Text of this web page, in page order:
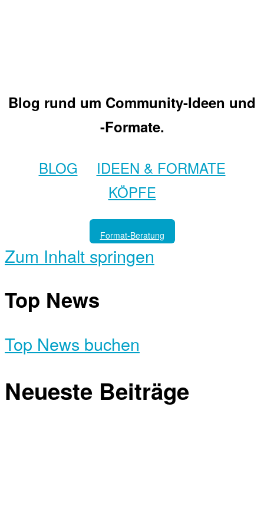
Blog rund um Community-Ideen und
-Formate.
BLOG
IDEEN & FORMATE
KÖPFE
Format-Beratung
Zum Inhalt springen
Top News
Top News buchen
Neueste Beiträge